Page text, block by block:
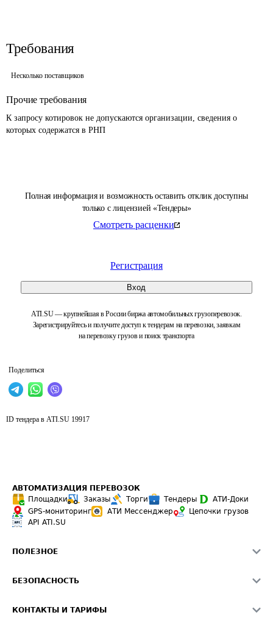
Полная информация и возможность оставить отклик доступны
только с лицензией «Тендеры»
Смотреть расценки
Регистрация
Вход
ATI.SU — крупнейшая в России биржа автомобильных грузоперевозок.
Зарегистрируйтесь и получите доступ к тендерам на перевозки, заявкам
на перевозку грузов и поиск транспорта
Поделиться
Требования
Несколько поставщиков
Прочие требования
К запросу котировок не допускаются организации, сведения о
которых содержатся в РНП
ID тендера в ATI.SU 19917
АВТОМАТИЗАЦИЯ ПЕРЕВОЗОК
Площадки
Заказы Торги Тендеры
АТИ-Доки
GPS-мониторинг
АТИ Мессенджер
Цепочки грузов
API ATI.SU
ПОЛЕЗНОЕ
Звезды ATI.SU на вашем сайте
БЕЗОПАСНОСТЬ
КОНТАКТЫ И ТАРИФЫ